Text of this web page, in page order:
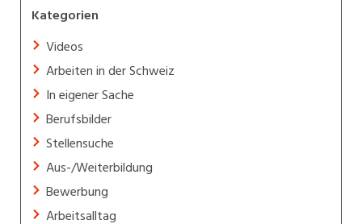
Kategorien
Videos
Arbeiten in der Schweiz
In eigener Sache
Berufsbilder
Stellensuche
Aus-/Weiterbildung
Bewerbung
Arbeitsalltag